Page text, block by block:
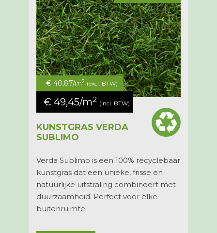
€ 40,87/m2 (excl. BTW)
€ 49,45/m2 (incl. BTW)
KUNSTGRAS VERDA
SUBLIMO
Verda Sublimo is een 100% recyclebaar
kunstgras dat een unieke, frisse en
natuurlijke uitstraling combineert met
duurzaamheid. Perfect voor elke
buitenruimte.